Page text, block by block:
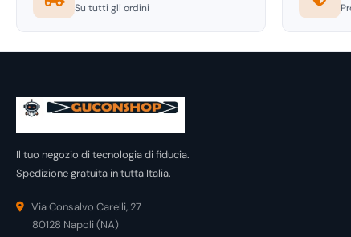
Su tutti gli ordini
Il tuo negozio di tecnologia di fiducia.
Spedizione gratuita in tutta Italia.
Via Consalvo Carelli, 27
80128 Napoli (NA)